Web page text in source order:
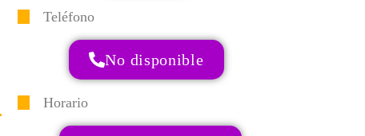
Teléfono
No disponible
Horario